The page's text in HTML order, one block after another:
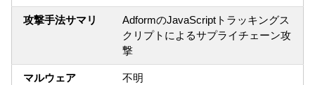
攻撃手法サマリ
AdformのJavaScriptトラッキングス
クリプトによるサプライチェーン攻
撃
マルウェア 不明